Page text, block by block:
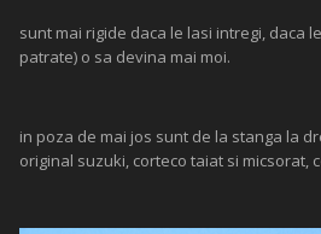
sunt mai rigide daca le lasi intregi, daca
patrate) o sa devina mai moi.
in poza de mai jos sunt de la stanga la
original suzuki, corteco taiat si micsorat,